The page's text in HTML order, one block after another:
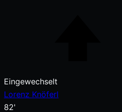
Eingewechselt
Lorenz Knöferl
82'